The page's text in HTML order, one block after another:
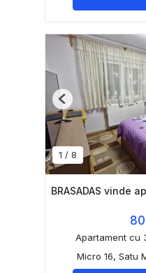
1 / 8
Previous
BRASADAS vinde
Apartament cu
Micro 16, Satu